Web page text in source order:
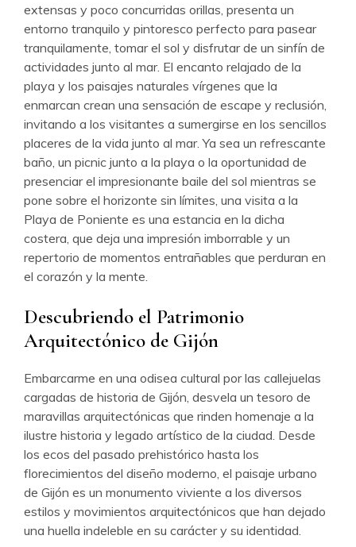
extensas y poco concurridas orillas, presenta un
entorno tranquilo y pintoresco perfecto para pasear
tranquilamente, tomar el sol y disfrutar de un sinfín de
actividades junto al mar. El encanto relajado de la
playa y los paisajes naturales vírgenes que la
enmarcan crean una sensación de escape y reclusión,
invitando a los visitantes a sumergirse en los sencillos
placeres de la vida junto al mar. Ya sea un refrescante
baño, un picnic junto a la playa o la oportunidad de
presenciar el impresionante baile del sol mientras se
pone sobre el horizonte sin límites, una visita a la
Playa de Poniente es una estancia en la dicha
costera, que deja una impresión imborrable y un
repertorio de momentos entrañables que perduran en
el corazón y la mente.
Descubriendo el Patrimonio
Arquitectónico de Gijón
Embarcarme en una odisea cultural por las callejuelas
cargadas de historia de Gijón, desvela un tesoro de
maravillas arquitectónicas que rinden homenaje a la
ilustre historia y legado artístico de la ciudad. Desde
los ecos del pasado prehistórico hasta los
florecimientos del diseño moderno, el paisaje urbano
de Gijón es un monumento viviente a los diversos
estilos y movimientos arquitectónicos que han dejado
una huella indeleble en su carácter y su identidad.